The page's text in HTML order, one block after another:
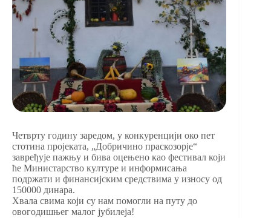
Четврту годину заредом, у конкуренцији око пет
стотина пројеката, „Добричино праскозорје“
завређује пажњу и бива оцењено као фестивал који
ће Министарство културе и информисања
подржати и финансијским средствима у износу од
150000 динара.
Хвала свима који су нам помогли на путу до
овогодишњег малог јубилеја!